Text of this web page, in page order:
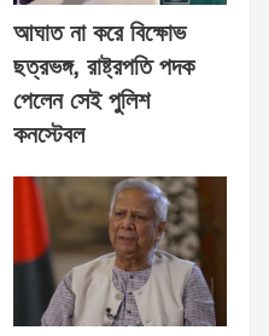
আঘাত না করে বিক্ষোভ
ছত্রভঙ্গ, রাষ্ট্রপতি পদক
পেলেন সেই পুলিশ
কনস্টেবল